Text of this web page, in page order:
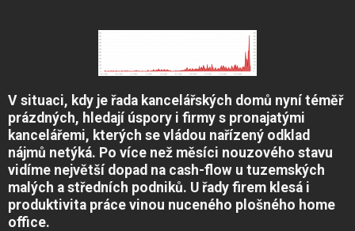
V situaci, kdy je řada kancelářských domů nyní téměř
prázdných, hledají úspory i firmy s pronajatými
kancelářemi, kterých se vládou nařízený odklad
nájmů netýká. Po více než měsíci nouzového stavu
vidíme největší dopad na cash-flow u tuzemských
malých a středních podniků. U řady firem klesá i
produktivita práce vinou nuceného plošného home
office.